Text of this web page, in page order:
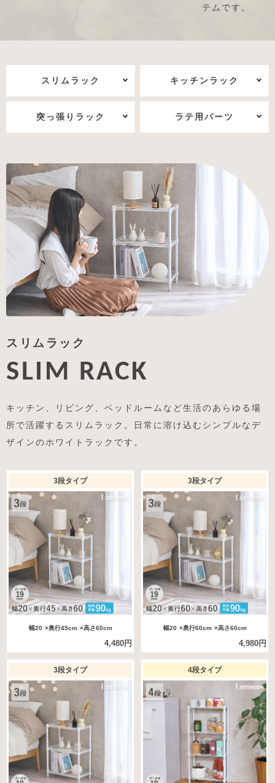
テムです。
スリムラック キッチンラック
突っ張りラック ラテ用パーツ
スリムラック
SLIM RACK
キッチン、リビング、ベッドルームなど生活のあらゆる場
所で活躍するスリムラック。日常に溶け込むシンプルなデ
ザインのホワイトラックです。
3段タイプ
幅20 ×奥行45cm ×高さ60cm
4,480円
3段タイプ
幅20 ×奥行60cm ×高さ60cm
4,980円
3段タイプ 4段タイプ